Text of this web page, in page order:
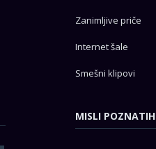
Zanimljive priče
Internet šale
Smešni klipovi
MISLI POZNATIH